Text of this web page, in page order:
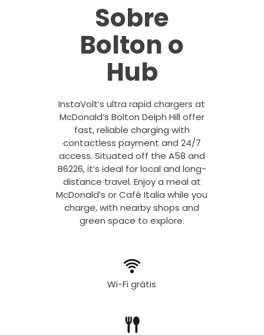
Sobre
Bolton o
Hub
InstaVolt’s ultra rapid chargers at
McDonald’s Bolton Delph Hill offer
fast, reliable charging with
contactless payment and 24/7
access. Situated off the A58 and
B6226, it’s ideal for local and long-
distance travel. Enjoy a meal at
McDonald’s or Café Italia while you
charge, with nearby shops and
green space to explore.
Wi-Fi grátis